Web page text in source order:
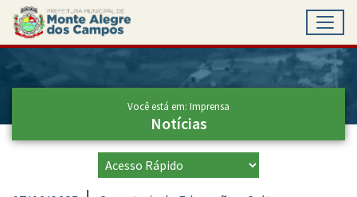
Ir para conteúdo principal
Conteúdo Principal
Você está em: Imprensa
Notícias